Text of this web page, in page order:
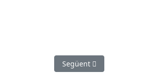
Soler Article següent: S’activa
Següent